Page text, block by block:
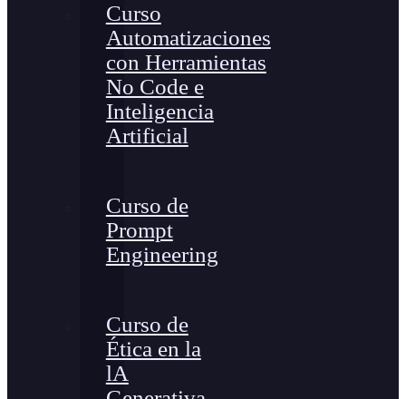
Curso
Automatizaciones
con Herramientas
No Code e
Inteligencia
Artificial
Curso de
Prompt
Engineering
Curso de
Ética en la
lA